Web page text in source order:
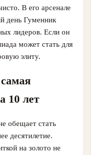
В его арсенале
день Гуменник
лидеров. Если он
может стать для
элиту.
10 лет
обещает стать
десятилетие.
на золото не